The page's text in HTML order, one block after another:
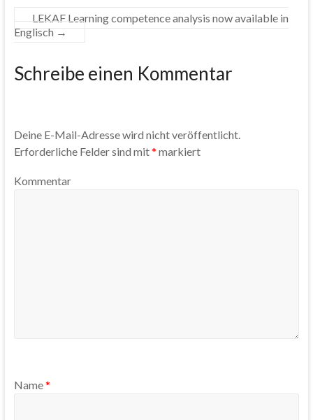
LEKAF Learning competence analysis now available in
Englisch →
Schreibe einen Kommentar
Deine E-Mail-Adresse wird nicht veröffentlicht.
Erforderliche Felder sind mit* markiert
Kommentar
Name*